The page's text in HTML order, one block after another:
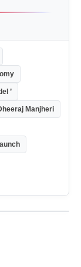
’
Manjheri